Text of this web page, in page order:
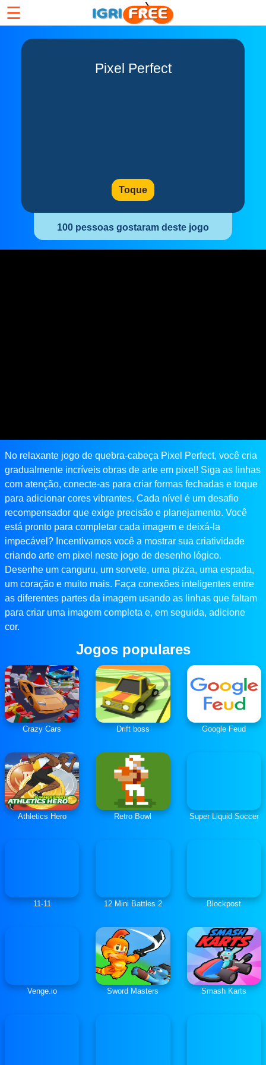
☰
Pixel Perfect
Toque
100 pessoas gostaram deste jogo
No relaxante jogo de quebra-cabeça Pixel Perfect, você cria
gradualmente incríveis obras de arte em pixel! Siga as linhas
com atenção, conecte-as para criar formas fechadas e toque
para adicionar cores vibrantes. Cada nível é um desafio
recompensador que exige precisão e planejamento. Você
está pronto para completar cada imagem e deixá-la
impecável? Incentivamos você a mostrar sua criatividade
criando arte em pixel neste jogo de desenho lógico.
Desenhe um canguru, um sorvete, uma pizza, uma espada,
um coração e muito mais. Faça conexões inteligentes entre
as diferentes partes da imagem usando as linhas que faltam
para criar uma imagem completa e, em seguida, adicione
cor.
Jogos populares
Crazy Cars Drift boss Google Feud
Athletics Hero Retro Bowl Super Liquid Soccer
11-11 12 Mini Battles 2 Blockpost
Venge.io Sword Masters Smash Karts